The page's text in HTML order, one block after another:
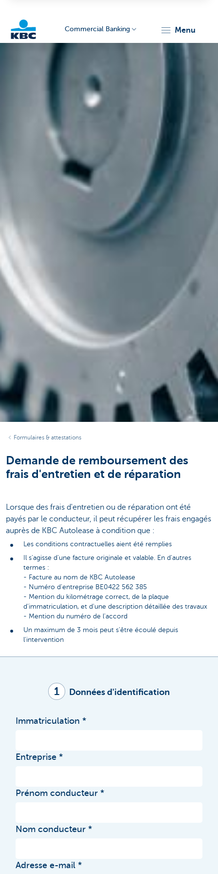
Commercial Banking menu
Formulaires & attestations
Demande de remboursement des
frais d'entretien et de réparation
Lorsque des frais d'entretien ou de réparation ont été
payés par le conducteur, il peut récupérer les frais engagés
auprès de KBC Autolease à condition que :
Les conditions contractuelles aient été remplies
Il s'agisse d'une facture originale et valable. En d'autres
termes :
- Facture au nom de KBC Autolease
- Numéro d'entreprise BE0422 562 385
- Mention du kilométrage correct, de la plaque
d'immatriculation, et d'une description détaillée des travaux
- Mention du numéro de l'accord
Un maximum de 3 mois peut s'être écoulé depuis
l'intervention
1 Données d'identification
Immatriculation
Entreprise
Prénom conducteur
Nom conducteur
Adresse e-mail